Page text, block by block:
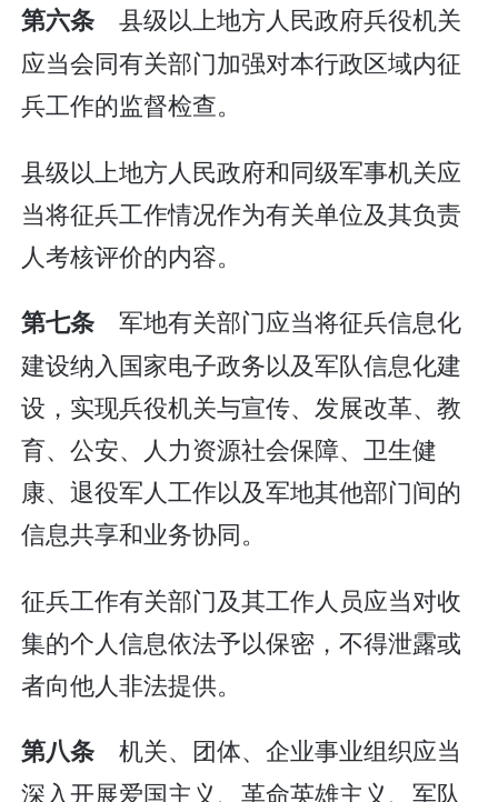
第六条 县级以上地方人民政府兵役机关
应当会同有关部门加强对本行政区域内征
兵工作的监督检查。
县级以上地方人民政府和同级军事机关应
当将征兵工作情况作为有关单位及其负责
人考核评价的内容。
第七条 军地有关部门应当将征兵信息化
建设纳入国家电子政务以及军队信息化建
设，实现兵役机关与宣传、发展改革、教
育、公安、人力资源社会保障、卫生健
康、退役军人工作以及军地其他部门间的
信息共享和业务协同。
征兵工作有关部门及其工作人员应当对收
集的个人信息依法予以保密，不得泄露或
者向他人非法提供。
第八条 机关、团体、企业事业组织应当
深入开展爱国主义、革命英雄主义、军队